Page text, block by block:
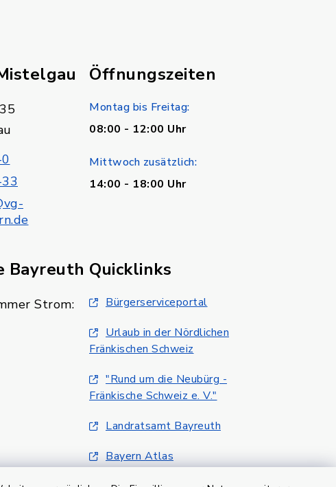
Öffnungszeiten
Montag bis Freitag:
08:00 - 12:00 Uhr
Mittwoch zusätzlich:
14:00 - 18:00 Uhr
Bayreuth
Strom:
Quicklinks
Bürgerserviceportal
Urlaub in der Nördlichen
Fränkischen Schweiz
"Rund um die Neubürg -
Fränkische Schweiz e. V."
Landratsamt Bayreuth
Bayern Atlas